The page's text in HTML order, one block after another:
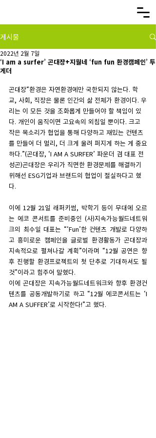
게시물
‘I am a surfer’ 곤대장+지월네 ‘fun fun 환경캠페인’ 투
게더
2022년 2월 7일
곤대장“환경은 자연환경에만 국한되지 않는다. 학
교, 사회, 직장은 물론 인간의 삶 전체가 환경이다. 우
리는 이 모든 것을 조화롭게 만들어야 할 책임이 있
다. 개인이 움직이면 고요속의 외침일 뿐이다. 크고
작은 목소리가 협업을 통해 다양하고 재밌는 컨텐츠
를 만들어 더 멀리, 더 크게 울려 퍼지게 하는 게 중요
하다.”(곤대장, ‘I AM A SURFER’ 파운더 겸 대표 전
성곤)곤대장은 우리가 직면한 환경문제를 해결하기
위해선 ESG기업과 브랜드의 협업이 절실하다고 했
다.
이에 12월 21일 래퍼키썸, 박학기 등이 무대에 오르
는 에코 콘서트를 준비중인 (사)지속가능월드네트워
크의 최수일 대표는 “‘Fun’한 컨텐츠 개발로 다양하
고 흥미로운 캠페인을 글로벌 환경활동가 곤대장과
지속적으로 펼쳐나갈 계획”이라며 “12월 공연은 향
후 진행할 환경프로젝트의 첫 단추로 기대하셔도 될
것”이라고 힘주어 말했다.
이에 곤대장은 지속가능월드네트워크와 향후 환경컨
텐츠를 공동개발하기로 하고 “12월 에코콘서트는 ‘I
AM A SUFFER’로 시작한다!”고 했다.